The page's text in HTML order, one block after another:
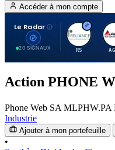
Accéder à mon compte
Le Radar
20 SIGNAUX
R
RS
Action PHONE
Phone Web SA MLPHW.PA
Industrie
Ajouter à mon portefeuille
•